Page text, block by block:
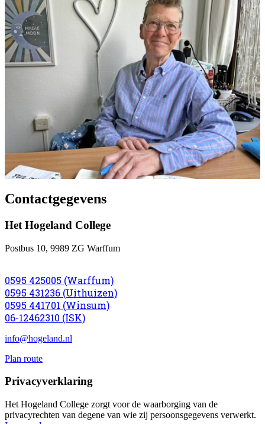
Contactgegevens
Het Hogeland College
Postbus 10, 9989 ZG Warffum
0595 425005 (Warffum)
0595 431236 (Uithuizen)
0595 441701 (Winsum)
06-12462310 (ISK)
info@hogeland.nl
Plan route
Privacyverklaring
Het Hogeland College zorgt voor de waarborging van de
privacyrechten van degene van wie zij persoonsgegevens verwerkt.